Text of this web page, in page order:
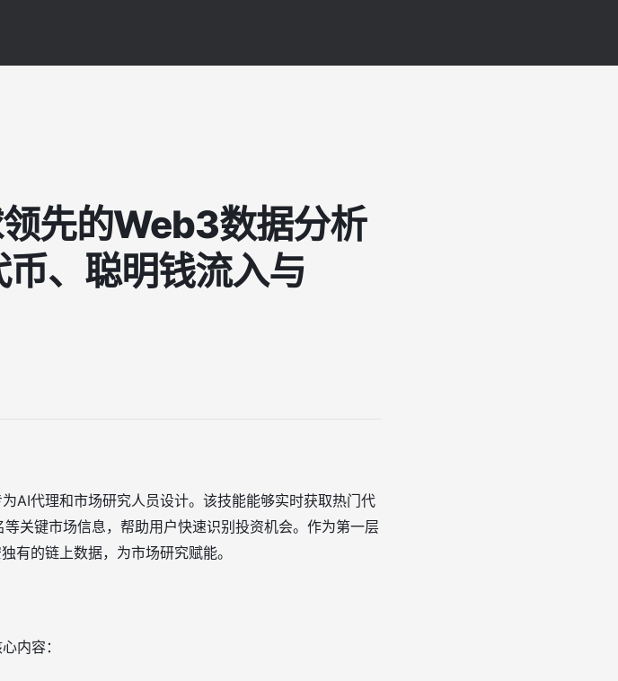
先的Web3数据分析
、聪明钱流入与
AI代理和市场研究人员设计。该技能能够实时获取热门代
关键市场信息，帮助用户快速识别投资机会。作为第一层
有的链上数据，为市场研究赋能。
内容：